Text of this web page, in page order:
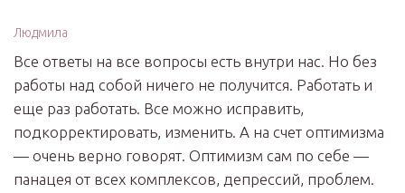
Людмила
Все ответы на все вопросы есть внутри нас. Но без
работы над собой ничего не получится. Работать и
еще раз работать. Все можно исправить,
подкорректировать, изменить. А на счет оптимизма
— очень верно говорят. Оптимизм сам по себе —
панацея от всех комплексов, депрессий, проблем.